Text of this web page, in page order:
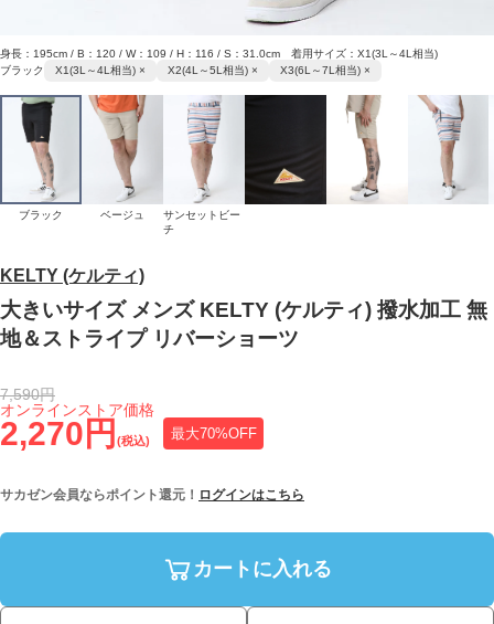
KELTY (ケルティ)
大きいサイズ メンズ KELTY (ケルティ) 撥水加工 無
地＆ストライプ リバーショーツ
2,270円 (税込) 最大70%OFF
オンラインストア価格
7,590円
サカゼン会員ならポイント還元！ ログインはこちら
カートに入れる
身長：195cm / B：120 / W：109 / H：116 / S：31.0cm 着用サイズ：X1(3L～4L相当)
ブラック
X1(3L～4L相当) × X2(4L～5L相当) × X3(6L～7L相当) ×
ブラック ベージュ
サンセットビー
チ